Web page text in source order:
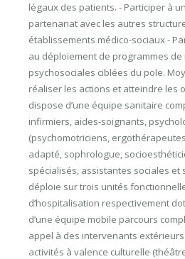
légaux des patients. - Participer à
partenariat avec les autres
établissements médico-sociaux -
au déploiement de programmes
psychosociales ciblées du pole.
réaliser les actions et atteindre les
dispose d’une équipe sanitaire
infirmiers, aides-soignants,
(psychomotriciens,
adapté, sophrologue,
spécialisés, assistantes sociales et
déploie sur trois unités
d’hospitalisation respectivement
d’une équipe mobile parcours
appel à des intervenants
activités à valence culturelle